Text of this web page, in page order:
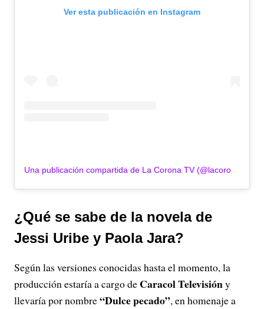
Ver esta publicación en Instagram
¿Qué se sabe de la novela de
Jessi Uribe y Paola Jara?
Según las versiones conocidas hasta el momento, la
producción estaría a cargo de Caracol Televisióny
llevaría por nombre“Dulce pecado”, en homenaje a